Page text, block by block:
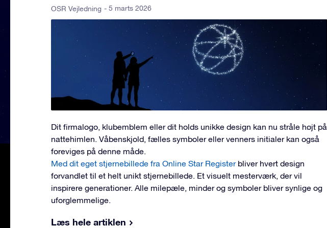
OSR Vejledning - 5 marts 2026
Dit firmalogo, klubemblem eller dit holds unikke design kan nu stråle højt på
nattehimlen. Våbenskjold, fælles symboler eller venners initialer kan også
foreviges på denne måde.
Med dit eget stjernebillede fra Online Star Registerbliver hvert design
forvandlet til et helt unikt stjernebillede. Et visuelt mesterværk, der vil
inspirere generationer. Alle milepæle, minder og symboler bliver synlige og
uforglemmelige.
Læs hele artiklen